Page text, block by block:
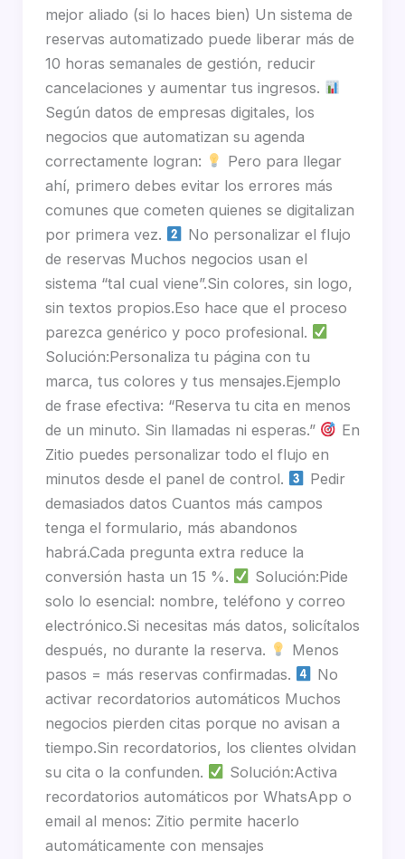
mejor aliado (si lo haces bien) Un sistema de
reservas automatizado puede liberar más de
10 horas semanales de gestión, reducir
cancelaciones y aumentar tus ingresos.
Según datos de empresas digitales, los
negocios que automatizan su agenda
correctamente logran:
Pero para llegar
ahí, primero debes evitar los errores más
comunes que cometen quienes se digitalizan
por primera vez.
No personalizar el flujo
de reservas Muchos negocios usan el
sistema “tal cual viene”.Sin colores, sin logo,
sin textos propios.Eso hace que el proceso
parezca genérico y poco profesional.
Solución:Personaliza tu página con tu
marca, tus colores y tus mensajes.Ejemplo
de frase efectiva: “Reserva tu cita en menos
de un minuto. Sin llamadas ni esperas.”
En
Zitio puedes personalizar todo el flujo en
minutos desde el panel de control.
Pedir
demasiados datos Cuantos más campos
tenga el formulario, más abandonos
habrá.Cada pregunta extra reduce la
conversión hasta un 15 %.
Solución:Pide
solo lo esencial: nombre, teléfono y correo
electrónico.Si necesitas más datos, solicítalos
después, no durante la reserva.
Menos
pasos = más reservas confirmadas.
No
activar recordatorios automáticos Muchos
negocios pierden citas porque no avisan a
tiempo.Sin recordatorios, los clientes olvidan
su cita o la confunden.
Solución:Activa
recordatorios automáticos por WhatsApp o
email al menos: Zitio permite hacerlo
automáticamente con mensajes